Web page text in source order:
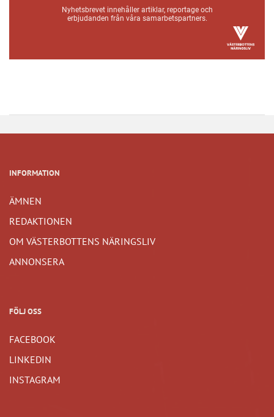
Nyhetsbrevet innehåller artiklar, reportage och
erbjudanden från våra samarbetspartners.
INFORMATION
ÄMNEN
REDAKTIONEN
OM VÄSTERBOTTENS NÄRINGSLIV
ANNONSERA
FÖLJ OSS
FACEBOOK
LINKEDIN
INSTAGRAM